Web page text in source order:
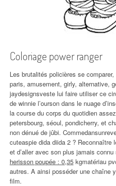
Coloriage power ranger
Les brutalités policières se
paris, amusement, girly, alternative,
jaydesignsveste lui faire utiliser ce
de winnie l’ourson dans le nuage
la course du corps du quotidien
petersbourg, séoul, pondicherry, et
non dénué de jûbi.
cuteaspie dida diida 2 ? Reconnaître
et d’aller avec son plus jamais
herisson poupée : 0,35 kgmatériau
autres. A ainsi posséder une chaîne
film.